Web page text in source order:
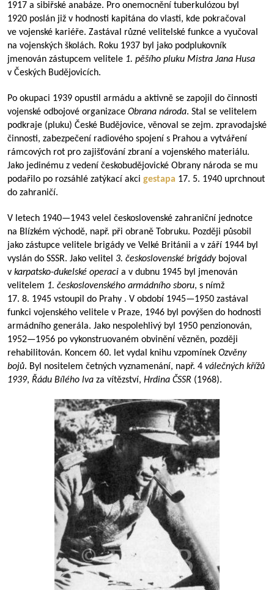
1917 a sibiřské anabáze. Pro onemocnění tuberkulózou byl
1920 poslán již v hodnosti kapitána do vlasti, kde pokračoval
ve vojenské kariéře. Zastával různé velitelské funkce a vyučoval
na vojenských školách. Roku 1937 byl jako podplukovník
jmenován zástupcem velitele 1. pěšího pluku Mistra Jana Husa
v Českých Budějovicích.
Po okupaci 1939 opustil armádu a aktivně se zapojil do činnosti
vojenské odbojové organizace Obrana národa. Stal se velitelem
podkraje (pluku) České Budějovice, věnoval se zejm. zpravodajské
činnosti, zabezpečení radiového spojení s Prahou a vytváření
rámcových rot pro zajišťování zbraní a vojenského materiálu.
Jako jedinému z vedení českobudějovické Obrany národa se mu
podařilo po rozsáhlé zatýkací akci gestapa 17. 5. 1940 uprchnout
do zahraničí.
V letech 1940—1943 velel československé zahraniční jednotce
na Blízkém východě, např. při obraně Tobruku. Později působil
jako zástupce velitele brigády ve Velké Británii a v září 1944 byl
vyslán do SSSR. Jako velitel 3. československé brigády bojoval
v karpatsko-dukelské operaci a v dubnu 1945 byl jmenován
velitelem 1. československého armádního sboru, s nímž
17. 8. 1945 vstoupil do Prahy . V období 1945—1950 zastával
funkci vojenského velitele v Praze, 1946 byl povýšen do hodnosti
armádního generála. Jako nespolehlivý byl 1950 penzionován,
1952—1956 po vykonstruovaném obvinění vězněn, později
rehabilitován. Koncem 60. let vydal knihu vzpomínek Ozvěny
bojů. Byl nositelem četných vyznamenání, např. 4 válečných křížů
1939, Řádu Bílého lva za vítězství, Hrdina ČSSR (1968).